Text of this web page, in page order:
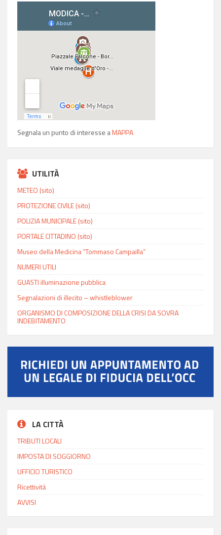
Segnala un punto di interesse aMAPPA
UTILITÀ
METEO (sito)
PROTEZIONE CIVILE (sito)
POLIZIA MUNICIPALE (sito)
PORTALE CITTADINO (sito)
Museo della Medicina “Tommaso Campailla”
NUMERI UTILI
GUASTI illuminazione pubblica
Segnalazioni di illecito – whistleblower
ORGANISMO DI COMPOSIZIONE DELLA CRISI DA SOVRA
INDEBITAMENTO
LA CITTÀ
TRIBUTI LOCALI
IMPOSTA DI SOGGIORNO
UFFICIO TURISTICO
Ricettività
AVVISI